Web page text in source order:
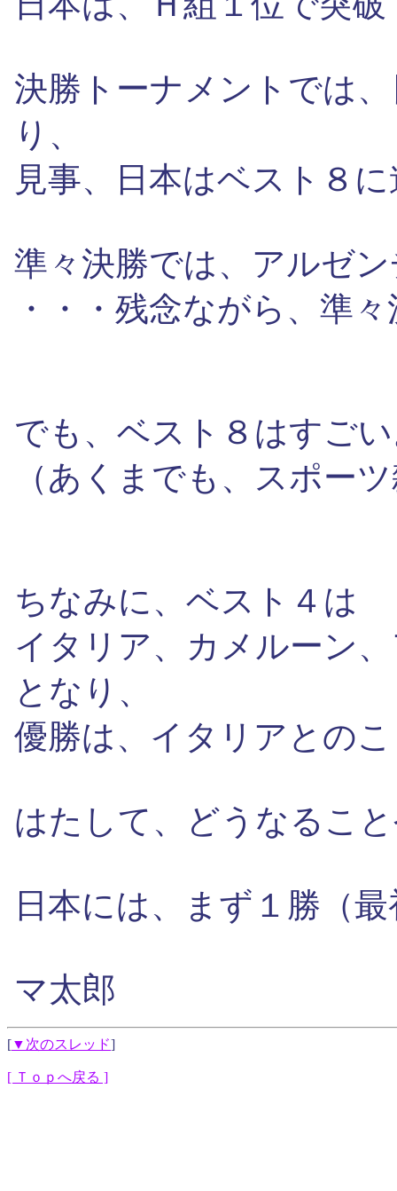
決勝トーナメントでは
り、
見事、日本はベスト８
準々決勝では、アルゼ
・・・残念ながら、準
でも、ベスト８はすご
（あくまでも、スポー
ちなみに、ベスト４は
イタリア、カメルーン
となり、
優勝は、イタリアとの
はたして、どうなるこ
日本には、まず１勝（
マ太郎
[▼次のスレッド]
[ Ｔｏｐへ戻る ]